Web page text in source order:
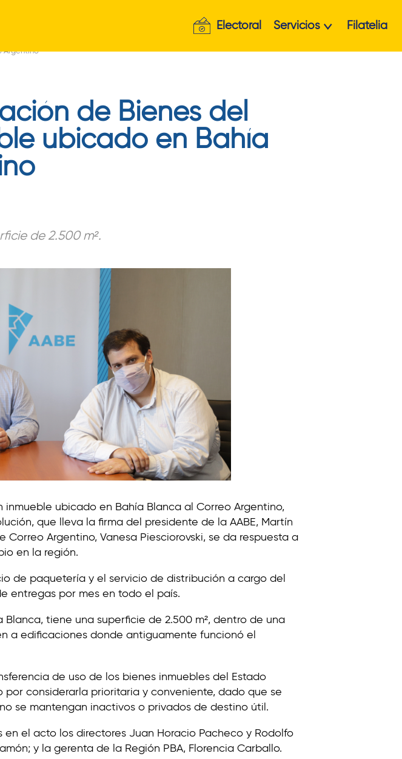
Electoral Servicios Filatelia
Argentino
de Bienes del
ubicado en Bahía
de 2.500 m².
ubicado en Bahía Blanca al Correo Argentino,
que lleva la firma del presidente de la AABE, Martín
Argentino, Vanesa Piesciorovski, se da respuesta a
en la región.
de paquetería y el servicio de distribución a cargo del
entregas por mes en todo el país.
tiene una superficie de 2.500 m², dentro de una
a edificaciones donde antiguamente funcionó el
de uso de los bienes inmuebles del Estado
considerarla prioritaria y conveniente, dado que se
se mantengan inactivos o privados de destino útil.
el acto los directores Juan Horacio Pacheco y Rodolfo
y la gerenta de la Región PBA, Florencia Carballo.